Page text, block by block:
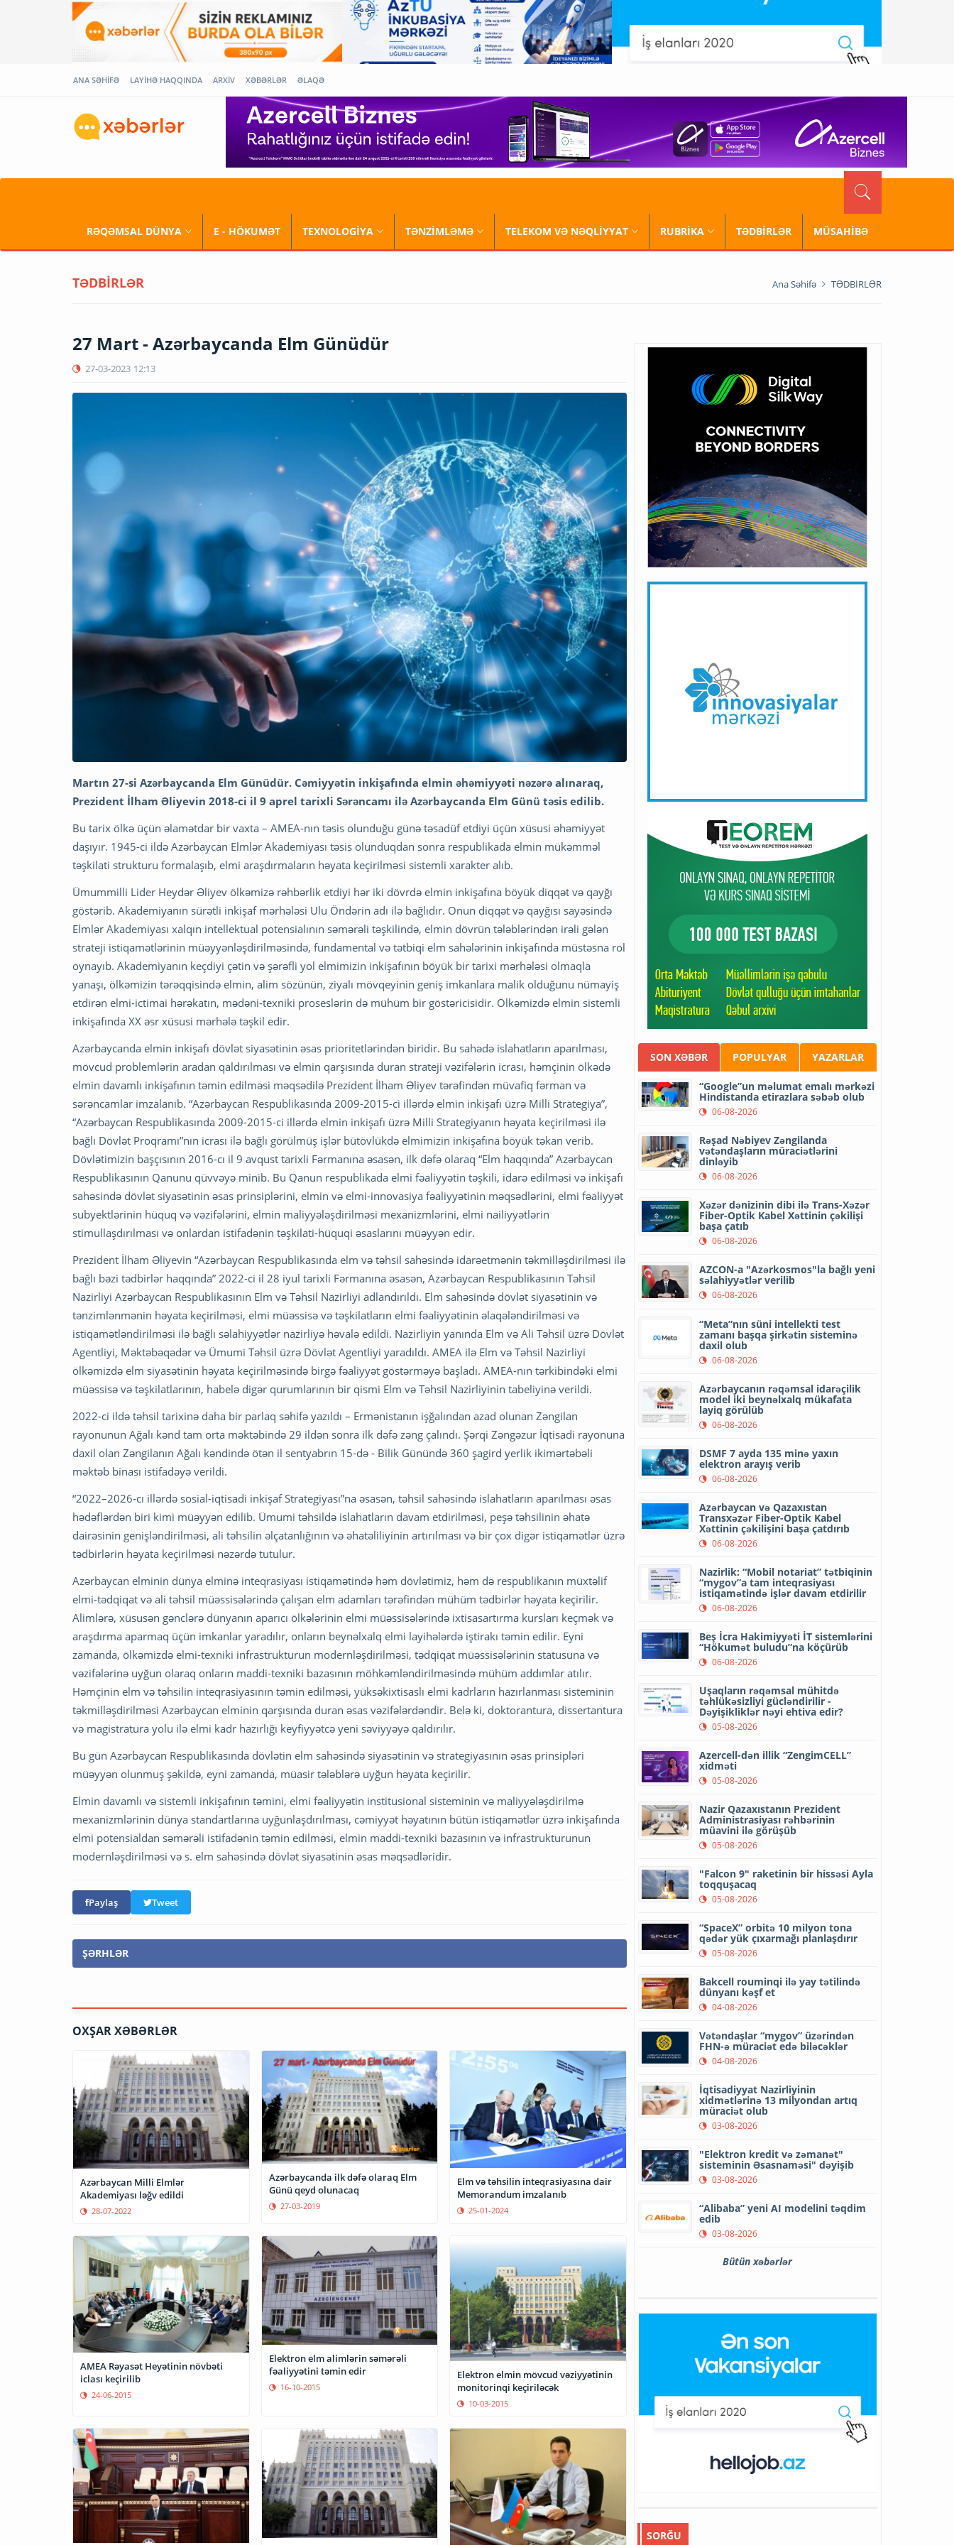
ANA SƏHİFƏ LAYİHƏ HAQQINDA ARXİV XƏBƏRLƏR ƏLAQƏ
RƏQƏMSAL DÜNYA E - HÖKUMƏT TEXNOLOGİYA TƏNZİMLƏMƏ TELEKOM VƏ NƏQLİYYAT RUBRİKA TƏDBİRLƏR MÜSAHİBƏ
TƏDBİRLƏR Ana Səhifə TƏDBİRLƏR
27 Mart - Azərbaycanda Elm Günüdür
27-03-2023 12:13
Martın 27-si Azərbaycanda Elm Günüdür. Cəmiyyətin inkişafında elmin əhəmiyyəti nəzərə alınaraq,
Prezident İlham Əliyevin 2018-ci il 9 aprel tarixli Sərəncamı ilə Azərbaycanda Elm Günü təsis edilib.
Bu tarix ölkə üçün əlamətdar bir vaxta – AMEA-nın təsis olunduğu günə təsadüf etdiyi üçün xüsusi əhəmiyyət
daşıyır. 1945-ci ildə Azərbaycan Elmlər Akademiyası təsis olunduqdan sonra respublikada elmin mükəmməl
təşkilati strukturu formalaşıb, elmi araşdırmaların həyata keçirilməsi sistemli xarakter alıb.
Ümummilli Lider Heydər Əliyev ölkəmizə rəhbərlik etdiyi hər iki dövrdə elmin inkişafına böyük diqqət və qayğı
göstərib. Akademiyanın sürətli inkişaf mərhələsi Ulu Öndərin adı ilə bağlıdır. Onun diqqət və qayğısı sayəsində
Elmlər Akademiyası xalqın intellektual potensialının səmərəli təşkilində, elmin dövrün tələblərindən irəli gələn
strateji istiqamətlərinin müəyyənləşdirilməsində, fundamental və tətbiqi elm sahələrinin inkişafında müstəsna rol
oynayıb. Akademiyanın keçdiyi çətin və şərəfli yol elmimizin inkişafının böyük bir tarixi mərhələsi olmaqla
yanaşı, ölkəmizin tərəqqisində elmin, alim sözünün, ziyalı mövqeyinin geniş imkanlara malik olduğunu nümayiş
etdirən elmi-ictimai hərəkatın, mədəni-texniki proseslərin də mühüm bir göstəricisidir. Ölkəmizdə elmin sistemli
inkişafında XX əsr xüsusi mərhələ təşkil edir.
Azərbaycanda elmin inkişafı dövlət siyasətinin əsas prioritetlərindən biridir. Bu sahədə islahatların aparılması,
mövcud problemlərin aradan qaldırılması və elmin qarşısında duran strateji vəzifələrin icrası, həmçinin ölkədə
elmin davamlı inkişafının təmin edilməsi məqsədilə Prezident İlham Əliyev tərəfindən müvafiq fərman və
sərəncamlar imzalanıb. “Azərbaycan Respublikasında 2009-2015-ci illərdə elmin inkişafı üzrə Milli Strategiya”,
“Azərbaycan Respublikasında 2009-2015-ci illərdə elmin inkişafı üzrə Milli Strategiyanın həyata keçirilməsi ilə
bağlı Dövlət Proqramı”nın icrası ilə bağlı görülmüş işlər bütövlükdə elmimizin inkişafına böyük təkan verib.
Dövlətimizin başçısının 2016-cı il 9 avqust tarixli Fərmanına əsasən, ilk dəfə olaraq “Elm haqqında” Azərbaycan
Respublikasının Qanunu qüvvəyə minib. Bu Qanun respublikada elmi fəaliyyətin təşkili, idarə edilməsi və inkişafı
sahəsində dövlət siyasətinin əsas prinsiplərini, elmin və elmi-innovasiya fəaliyyətinin məqsədlərini, elmi fəaliyyət
subyektlərinin hüquq və vəzifələrini, elmin maliyyələşdirilməsi mexanizmlərini, elmi nailiyyətlərin
stimullaşdırılması və onlardan istifadənin təşkilati-hüquqi əsaslarını müəyyən edir.
Prezident İlham Əliyevin “Azərbaycan Respublikasında elm və təhsil sahəsində idarəetmənin təkmilləşdirilməsi ilə
bağlı bəzi tədbirlər haqqında” 2022-ci il 28 iyul tarixli Fərmanına əsasən, Azərbaycan Respublikasının Təhsil
Nazirliyi Azərbaycan Respublikasının Elm və Təhsil Nazirliyi adlandırıldı. Elm sahəsində dövlət siyasətinin və
tənzimlənmənin həyata keçirilməsi, elmi müəssisə və təşkilatların elmi fəaliyyətinin əlaqələndirilməsi və
istiqamətləndirilməsi ilə bağlı səlahiyyətlər nazirliyə həvalə edildi. Nazirliyin yanında Elm və Ali Təhsil üzrə Dövlət
Agentliyi, Məktəbəqədər və Ümumi Təhsil üzrə Dövlət Agentliyi yaradıldı. AMEA ilə Elm və Təhsil Nazirliyi
ölkəmizdə elm siyasətinin həyata keçirilməsində birgə fəaliyyət göstərməyə başladı. AMEA-nın tərkibindəki elmi
müəssisə və təşkilatlarının, habelə digər qurumlarının bir qismi Elm və Təhsil Nazirliyinin tabeliyinə verildi.
2022-ci ildə təhsil tarixinə daha bir parlaq səhifə yazıldı – Ermənistanın işğalından azad olunan Zəngilan
rayonunun Ağalı kənd tam orta məktəbində 29 ildən sonra ilk dəfə zəng çalındı. Şərqi Zəngəzur İqtisadi rayonuna
daxil olan Zəngilanın Ağalı kəndində ötən il sentyabrın 15-də - Bilik Günündə 360 şagird yerlik ikimərtəbəli
məktəb binası istifadəyə verildi.
“2022–2026-cı illərdə sosial-iqtisadi inkişaf Strategiyası”na əsasən, təhsil sahəsində islahatların aparılması əsas
hədəflərdən biri kimi müəyyən edilib. Ümumi təhsildə islahatların davam etdirilməsi, peşə təhsilinin əhatə
dairəsinin genişləndirilməsi, ali təhsilin əlçatanlığının və əhatəliliyinin artırılması və bir çox digər istiqamətlər üzrə
tədbirlərin həyata keçirilməsi nəzərdə tutulur.
Azərbaycan elminin dünya elminə inteqrasiyası istiqamətində həm dövlətimiz, həm də respublikanın müxtəlif
elmi-tədqiqat və ali təhsil müəssisələrində çalışan elm adamları tərəfindən mühüm tədbirlər həyata keçirilir.
Alimlərə, xüsusən gənclərə dünyanın aparıcı ölkələrinin elmi müəssisələrində ixtisasartırma kursları keçmək və
araşdırma aparmaq üçün imkanlar yaradılır, onların beynəlxalq elmi layihələrdə iştirakı təmin edilir. Eyni
zamanda, ölkəmizdə elmi-texniki infrastrukturun modernləşdirilməsi, tədqiqat müəssisələrinin statusuna və
vəzifələrinə uyğun olaraq onların maddi-texniki bazasının möhkəmləndirilməsində mühüm addımlar atılır.
Həmçinin elm və təhsilin inteqrasiyasının təmin edilməsi, yüksəkixtisaslı elmi kadrların hazırlanması sisteminin
təkmilləşdirilməsi Azərbaycan elminin qarşısında duran əsas vəzifələrdəndir. Belə ki, doktorantura, dissertantura
və magistratura yolu ilə elmi kadr hazırlığı keyfiyyətcə yeni səviyyəyə qaldırılır.
Bu gün Azərbaycan Respublikasında dövlətin elm sahəsində siyasətinin və strategiyasının əsas prinsipləri
müəyyən olunmuş şəkildə, eyni zamanda, müasir tələblərə uyğun həyata keçirilir.
Elmin davamlı və sistemli inkişafının təmini, elmi fəaliyyətin institusional sisteminin və maliyyələşdirilmə
mexanizmlərinin dünya standartlarına uyğunlaşdırılması, cəmiyyət həyatının bütün istiqamətlər üzrə inkişafında
elmi potensialdan səmərəli istifadənin təmin edilməsi, elmin maddi-texniki bazasının və infrastrukturunun
modernləşdirilməsi və s. elm sahəsində dövlət siyasətinin əsas məqsədləridir.
Paylaş Tweet
ŞƏRHLƏR
OXŞAR XƏBƏRLƏR
Azərbaycan Milli Elmlər
Akademiyası ləğv edildi
28-07-2022
Azərbaycanda ilk dəfə olaraq Elm
Günü qeyd olunacaq
27-03-2019
Elm və təhsilin inteqrasiyasına dair
Memorandum imzalanıb
25-01-2024
AMEA Rəyasət Heyətinin növbəti
iclası keçirilib
24-06-2015
Elektron elm alimlərin səmərəli
fəaliyyətini təmin edir
16-10-2015
Elektron elmin mövcud vəziyyətinin
monitorinqi keçiriləcək
10-03-2015
SON XƏBƏR POPULYAR YAZARLAR
“Google”un məlumat emalı mərkəzi
Hindistanda etirazlara səbəb olub
06-08-2026
Rəşad Nəbiyev Zəngilanda
vətəndaşların müraciətlərini
dinləyib
06-08-2026
Xəzər dənizinin dibi ilə Trans-Xəzər
Fiber-Optik Kabel Xəttinin çəkilişi
başa çatıb
06-08-2026
AZCON-a "Azərkosmos"la bağlı yeni
səlahiyyətlər verilib
06-08-2026
“Meta”nın süni intellekti test
zamanı başqa şirkətin sisteminə
daxil olub
06-08-2026
Azərbaycanın rəqəmsal idarəçilik
model iki beynəlxalq mükafata
layiq görülüb
06-08-2026
DSMF 7 ayda 135 minə yaxın
elektron arayış verib
06-08-2026
Azərbaycan və Qazaxıstan
Transxəzər Fiber-Optik Kabel
Xəttinin çəkilişini başa çatdırıb
06-08-2026
Nazirlik: “Mobil notariat” tətbiqinin
“mygov”a tam inteqrasiyası
istiqamətində işlər davam etdirilir
06-08-2026
Beş İcra Hakimiyyəti İT sistemlərini
“Hökumət buludu”na köçürüb
06-08-2026
Uşaqların rəqəmsal mühitdə
təhlükəsizliyi gücləndirilir -
Dəyişikliklər nəyi ehtiva edir?
05-08-2026
Azercell-dən illik “ZengimCELL”
xidməti
05-08-2026
Nazir Qazaxıstanın Prezident
Administrasiyası rəhbərinin
müavini ilə görüşüb
05-08-2026
"Falcon 9" raketinin bir hissəsi Ayla
toqquşacaq
05-08-2026
“SpaceX” orbitə 10 milyon tona
qədər yük çıxarmağı planlaşdırır
05-08-2026
Bakcell rouminqi ilə yay tətilində
dünyanı kəşf et
04-08-2026
Vətəndaşlar “mygov” üzərindən
FHN-ə müraciət edə biləcəklər
04-08-2026
İqtisadiyyat Nazirliyinin
xidmətlərinə 13 milyondan artıq
müraciət olub
03-08-2026
"Elektron kredit və zəmanət"
sisteminin Əsasnaməsi" dəyişib
03-08-2026
“Alibaba” yeni AI modelini təqdim
edib
03-08-2026
Bütün xəbərlər
SORĞU